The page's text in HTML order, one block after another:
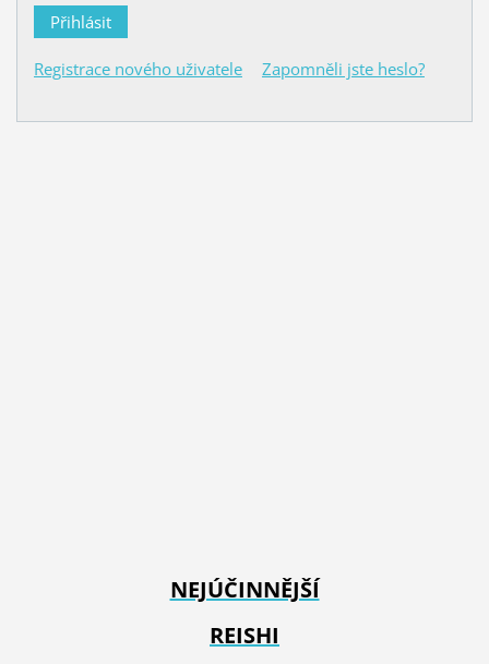
Registrace nového uživatele Zapomněli jste heslo?
NEJÚČINNĚJŠÍ
REISHI